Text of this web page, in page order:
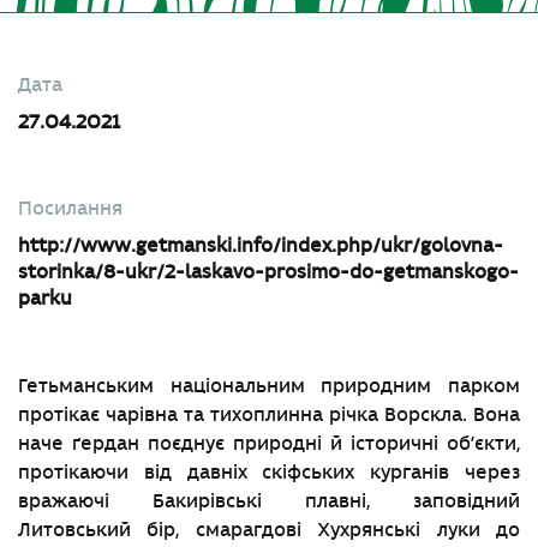
Дата
27.04.2021
Посилання
http://www.getmanski.info/index.php/ukr/golovna-
storinka/8-ukr/2-laskavo-prosimo-do-getmanskogo-
parku
Гетьманським національним природним парком
протікає чарівна та тихоплинна річка Ворскла. Вона
наче ґердан поєднує природні й історичні об’єкти,
протікаючи від давніх скіфських курганів через
вражаючі Бакирівські плавні, заповідний
Литовський бір, смарагдові Хухрянські луки до